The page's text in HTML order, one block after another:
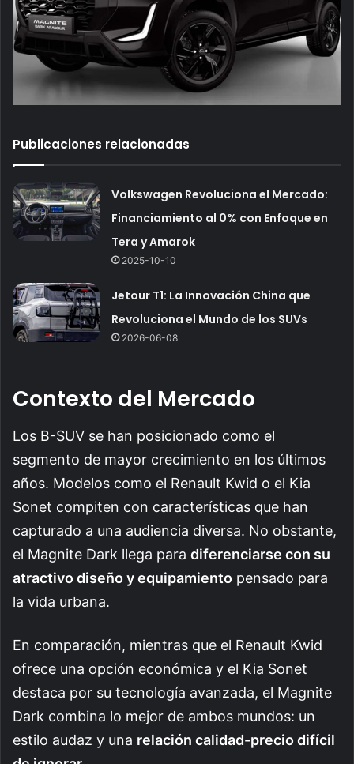
Publicaciones relacionadas
Volkswagen Revoluciona el Mercado:
Financiamiento al 0% con Enfoque en
Tera y Amarok
2025-10-10
Jetour T1: La Innovación China que
Revoluciona el Mundo de los SUVs
2026-06-08
Contexto del Mercado
Los B-SUV se han posicionado como el
segmento de mayor crecimiento en los últimos
años. Modelos como el Renault Kwid o el Kia
Sonet compiten con características que han
capturado a una audiencia diversa. No obstante,
el Magnite Dark llega para diferenciarse con su
atractivo diseño y equipamiento pensado para
la vida urbana.
En comparación, mientras que el Renault Kwid
ofrece una opción económica y el Kia Sonet
destaca por su tecnología avanzada, el Magnite
Dark combina lo mejor de ambos mundos: un
estilo audaz y una relación calidad-precio difícil